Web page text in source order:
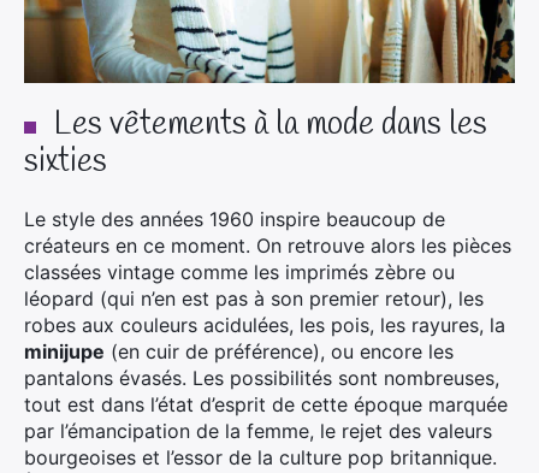
Les vêtements à la mode dans les
sixties
Le style des années 1960 inspire beaucoup de
créateurs en ce moment. On retrouve alors les pièces
classées vintage comme les imprimés zèbre ou
léopard (qui n’en est pas à son premier retour), les
robes aux couleurs acidulées, les pois, les rayures, la
minijupe (en cuir de préférence), ou encore les
pantalons évasés. Les possibilités sont nombreuses,
tout est dans l’état d’esprit de cette époque marquée
par l’émancipation de la femme, le rejet des valeurs
bourgeoises et l’essor de la culture pop britannique.